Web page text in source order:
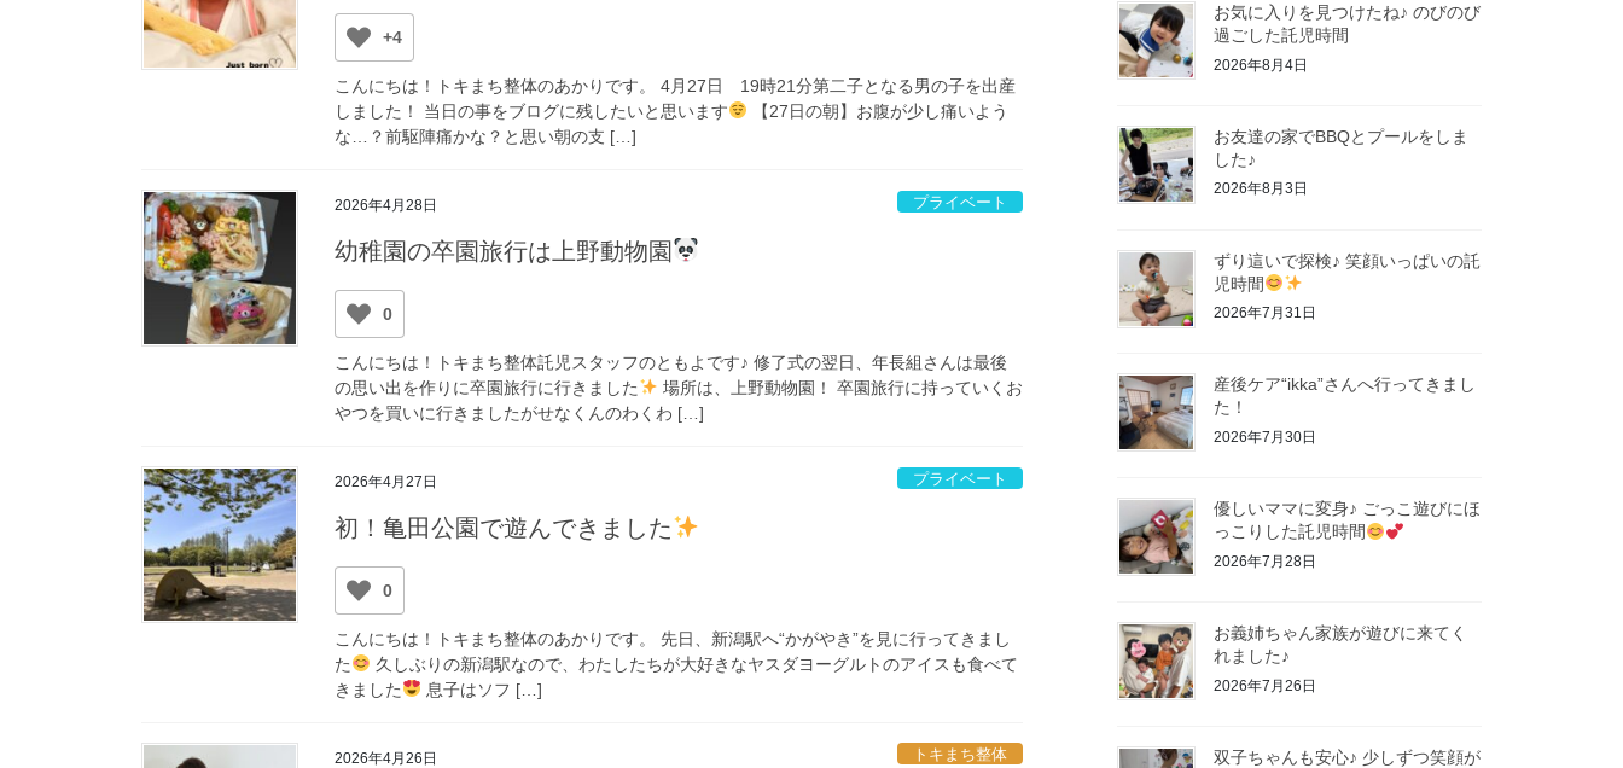
+4
こんにちは！トキまち整体のあかりです。 4月27日 19時21分第二子となる男の子を出産
しました！ 当日の事をブログに残したいと思います
【27日の朝】お腹が少し痛いよう
な…？前駆陣痛かな？と思い朝の支 […]
2026年4月28日 プライベート
幼稚園の卒園旅行は上野動物園
0
こんにちは！トキまち整体託児スタッフのともよです♪ 修了式の翌日、年長組さんは最後
の思い出を作りに卒園旅行に行きました
場所は、上野動物園！ 卒園旅行に持っていくお
やつを買いに行きましたがせなくんのわくわ […]
2026年4月27日 プライベート
初！亀田公園で遊んできました
0
こんにちは！トキまち整体のあかりです。 先日、新潟駅へ“かがやき”を見に行ってきまし
た
久しぶりの新潟駅なので、わたしたちが大好きなヤスダヨーグルトのアイスも食べて
きました
息子はソフ […]
2026年4月26日 トキまち整体
お気に入りを見つけたね♪ のびのび
過ごした託児時間
2026年8月4日
お友達の家でBBQとプールをしま
した♪
2026年8月3日
ずり這いで探検♪ 笑顔いっぱいの託
児時間
2026年7月31日
産後ケア“ikka”さんへ行ってきまし
た！
2026年7月30日
優しいママに変身♪ ごっこ遊びにほ
っこりした託児時間
2026年7月28日
お義姉ちゃん家族が遊びに来てく
れました♪
2026年7月26日
双子ちゃんも安心♪ 少しずつ笑顔が